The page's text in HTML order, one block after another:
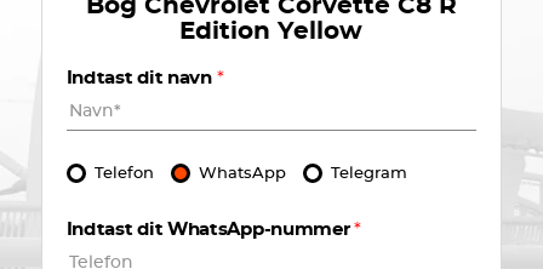
Bog Chevrolet Corvette C8 R
Edition Yellow
Indtast dit navn *
Telefon WhatsApp Telegram
Indtast dit WhatsApp-nummer*